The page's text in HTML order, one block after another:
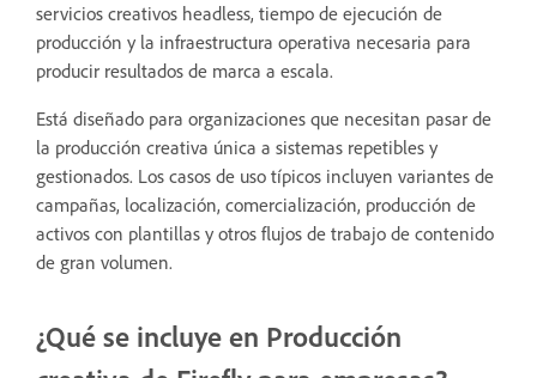
servicios creativos headless, tiempo de ejecución de
producción y la infraestructura operativa necesaria para
producir resultados de marca a escala.
Está diseñado para organizaciones que necesitan pasar de
la producción creativa única a sistemas repetibles y
gestionados. Los casos de uso típicos incluyen variantes de
campañas, localización, comercialización, producción de
activos con plantillas y otros flujos de trabajo de contenido
de gran volumen.
¿Qué se incluye en Producción